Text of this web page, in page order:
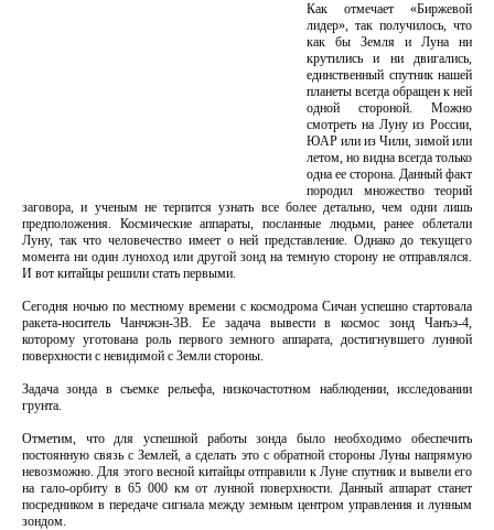
Как отмечает «Биржевой
лидер», так получилось, что
как бы Земля и Луна ни
крутились и ни двигались,
единственный спутник нашей
планеты всегда обращен к ней
одной стороной. Можно
смотреть на Луну из России,
ЮАР или из Чили, зимой или
летом, но видна всегда только
одна ее сторона. Данный факт
породил множество теорий
заговора, и ученым не терпится узнать все более детально, чем одни лишь
предположения. Космические аппараты, посланные людьми, ранее облетали
Луну, так что человечество имеет о ней представление. Однако до текущего
момента ни один луноход или другой зонд на темную сторону не отправлялся.
И вот китайцы решили стать первыми.
Сегодня ночью по местному времени с космодрома Сичан успешно стартовала
ракета-носитель Чанчжэн-3B. Ее задача вывести в космос зонд Чанъэ-4,
которому уготована роль первого земного аппарата, достигнувшего лунной
поверхности с невидимой с Земли стороны.
Задача зонда в съемке рельефа, низкочастотном наблюдении, исследовании
грунта.
Отметим, что для успешной работы зонда было необходимо обеспечить
постоянную связь с Землей, а сделать это с обратной стороны Луны напрямую
невозможно. Для этого весной китайцы отправили к Луне спутник и вывели его
на гало-орбиту в 65 000 км от лунной поверхности. Данный аппарат станет
посредником в передаче сигнала между земным центром управления и лунным
зондом.